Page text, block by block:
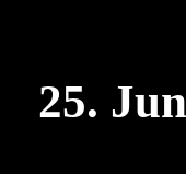
25.